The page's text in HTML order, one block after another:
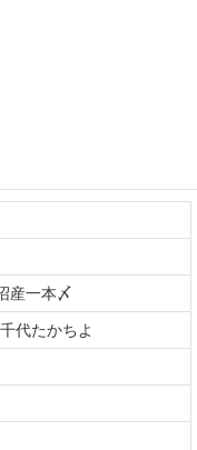
産一本〆
代たかちよ